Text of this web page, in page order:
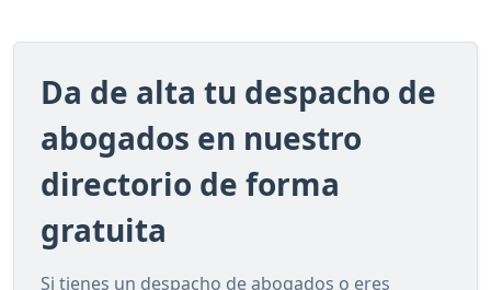
Da de alta tu despacho de
abogados en nuestro
directorio de forma
gratuita
Si tienes un despacho de abogados o eres